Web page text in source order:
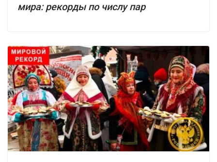
мира: рекорды по числу пар